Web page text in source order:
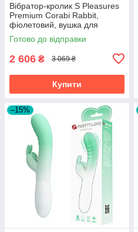
Вібратор-кролик S Pleasures
Premium Corabi Rabbit,
фіолетовий, вушка для
клітора, 16 режимів, нагрів
Готово до відправки
2 606 ₴ 3 069 ₴
Купити
–15%